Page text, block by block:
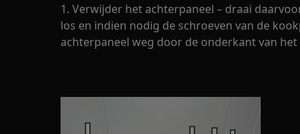
1. Verwijder het achterpaneel – draai
los en indien nodig de schroeven van de
achterpaneel weg door de onderkant van